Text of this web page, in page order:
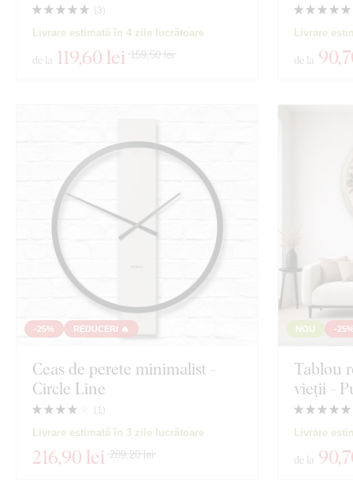
(3)
Livrare estimată în 4 zile lucrătoare
de la 119,60 lei 159,50 lei
Livrare
de la 90
-25% REDUCERI 🔥
Ceas de perete minimalist -
Circle Line
( 1 )
Livrare estimată în 3 zile lucrătoare
216,90 lei 289,20 lei
NOU -25%
Tablou
vieții -
Livrare
de la 90